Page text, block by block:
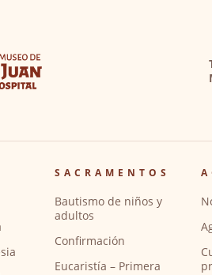
SACRAMENTOS
Bautismo de niños y
adultos
Confirmación
Eucaristía – Primera